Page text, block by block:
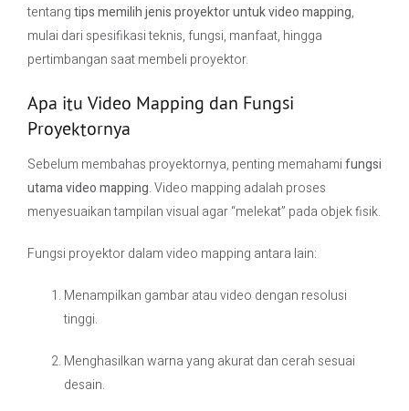
tentangtips memilih jenis proyektor untuk video mapping,
mulai dari spesifikasi teknis, fungsi, manfaat, hingga
pertimbangan saat membeli proyektor.
Apa itu Video Mapping dan Fungsi
Proyektornya
Sebelum membahas proyektornya, penting memahamifungsi
utama video mapping. Video mapping adalah proses
menyesuaikan tampilan visual agar “melekat” pada objek fisik.
Fungsi proyektor dalam video mapping antara lain:
Menampilkan gambar atau video dengan resolusi
tinggi.
Menghasilkan warna yang akurat dan cerah sesuai
desain.